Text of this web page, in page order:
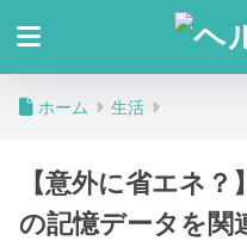
ホーム 生活
【意外に省エネ
の記憶データを関